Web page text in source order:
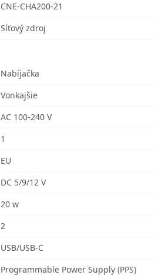
CNE-CHA200-21
Síťový zdroj
Nabíjačka
Vonkajšie
AC 100-240 V
1
EU
DC 5/9/12 V
20 w
2
USB/USB-C
Programmable Power Supply (PPS)